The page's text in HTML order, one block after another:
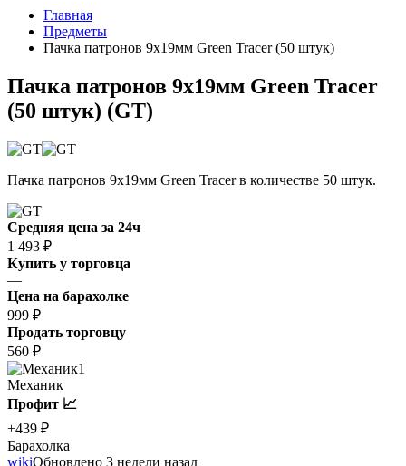
Главная
Предметы
Пачка патронов 9x19мм Green Tracer (50 штук)
Пачка патронов 9x19мм Green Tracer
(50 штук) (GT)
Пачка патронов 9x19мм Green Tracer в количестве 50 штук.
Средняя цена за 24ч
1 493 ₽
Купить у торговца
—
Цена на барахолке
999 ₽
Продать торговцу
560 ₽
1
Механик
Профит 📈
+439 ₽
Барахолка
wikiОбновлено 3 недели назад